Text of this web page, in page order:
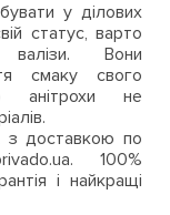
у ділових
статус, варто
валізи. Вони
смаку свого
анітрохи не
з доставкою по
100%
і найкращі